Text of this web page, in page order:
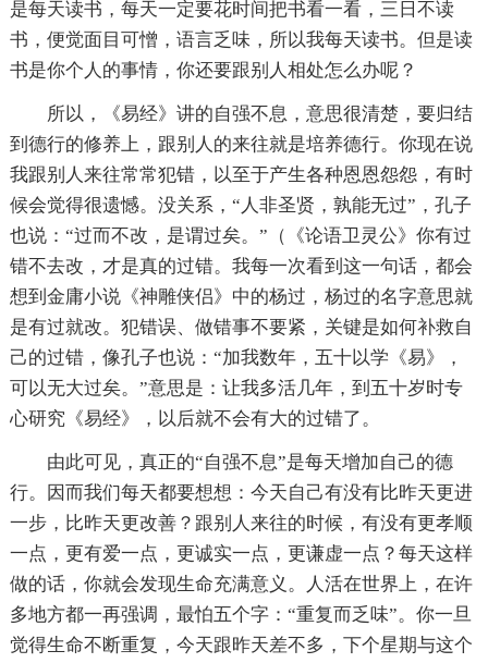
是每天读书，每天一定要花时间把书看一看，三日不读
书，便觉面目可憎，语言乏味，所以我每天读书。但是读
书是你个人的事情，你还要跟别人相处怎么办呢？
所以，《易经》讲的自强不息，意思很清楚，要归结
到德行的修养上，跟别人的来往就是培养德行。你现在说
我跟别人来往常常犯错，以至于产生各种恩恩怨怨，有时
候会觉得很遗憾。没关系，“人非圣贤，孰能无过”，孔子
也说：“过而不改，是谓过矣。”（《论语卫灵公》你有过
错不去改，才是真的过错。我每一次看到这一句话，都会
想到金庸小说《神雕侠侣》中的杨过，杨过的名字意思就
是有过就改。犯错误、做错事不要紧，关键是如何补救自
己的过错，像孔子也说：“加我数年，五十以学《易》，
可以无大过矣。”意思是：让我多活几年，到五十岁时专
心研究《易经》，以后就不会有大的过错了。
由此可见，真正的“自强不息”是每天增加自己的德
行。因而我们每天都要想想：今天自己有没有比昨天更进
一步，比昨天更改善？跟别人来往的时候，有没有更孝顺
一点，更有爱一点，更诚实一点，更谦虚一点？每天这样
做的话，你就会发现生命充满意义。人活在世界上，在许
多地方都一再强调，最怕五个字：“重复而乏味”。你一旦
觉得生命不断重复，今天跟昨天差不多，下个星期与这个